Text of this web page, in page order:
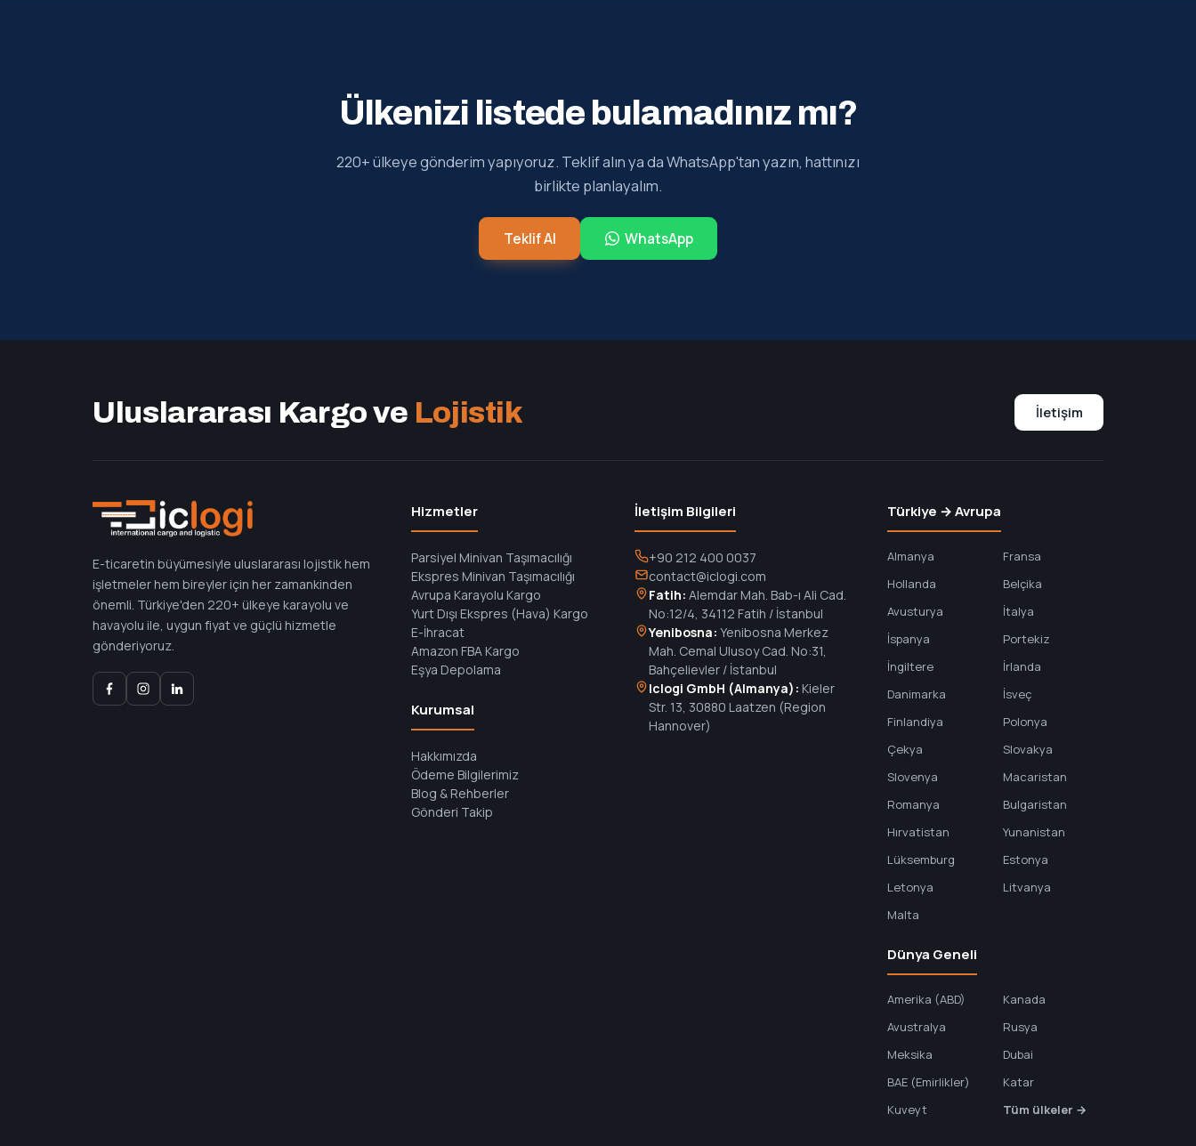
Ülkenizi listede bulamadınız mı?
220+ ülkeye gönderim yapıyoruz. Teklif alın ya da WhatsApp'tan yazın, hattınızı
birlikte planlayalım.
Teklif Al WhatsApp
Uluslararası Kargo ve Lojistik İletişim
E-ticaretin büyümesiyle uluslararası lojistik hem
işletmeler hem bireyler için her zamankinden
önemli. Türkiye'den 220+ ülkeye karayolu ve
havayolu ile, uygun fiyat ve güçlü hizmetle
gönderiyoruz.
Hizmetler
Parsiyel Minivan Taşımacılığı
Ekspres Minivan Taşımacılığı
Avrupa Karayolu Kargo
Yurt Dışı Ekspres (Hava) Kargo
E-İhracat
Amazon FBA Kargo
Eşya Depolama
Kurumsal
Hakkımızda
Ödeme Bilgilerimiz
Blog & Rehberler
Gönderi Takip
İletişim Bilgileri
+90 212 400 0037
contact@iclogi.com
Fatih: Alemdar Mah. Bab-ı Ali Cad.
No:12/4, 34112 Fatih / İstanbul
Yenibosna: Yenibosna Merkez
Mah. Cemal Ulusoy Cad. No:31,
Bahçelievler / İstanbul
Iclogi GmbH (Almanya): Kieler
Str. 13, 30880 Laatzen (Region
Hannover)
Türkiye → Avrupa
Almanya
Fransa
Hollanda
Belçika
Avusturya
İtalya
İspanya
Portekiz
İngiltere
İrlanda
Danimarka
İsveç
Finlandiya
Polonya
Çekya
Slovakya
Slovenya
Macaristan
Romanya
Bulgaristan
Hırvatistan
Yunanistan
Lüksemburg
Estonya
Letonya
Litvanya
Malta
Dünya Geneli
Amerika (ABD)
Kanada
Avustralya
Rusya
Meksika
Dubai
BAE (Emirlikler)
Katar
Kuveyt
Tüm ülkeler →